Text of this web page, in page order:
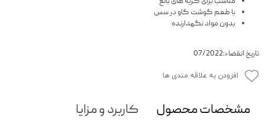
با طعم گوشت گاو در سس
بدون مواد نگهدارنده
تاریخ انقضاء:07/2022
افزودن به علاقه مندی ها
مشخصات محصول
کاربرد و مزایا